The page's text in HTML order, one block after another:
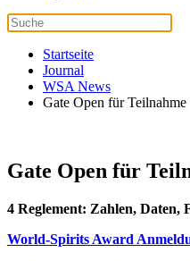
Startseite
Journal
WSA News
Gate Open für
Gate Open für
4 Reglement: Zahlen, Daten,
World-Spirits Award